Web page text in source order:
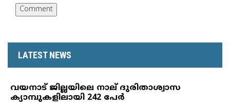
LATEST NEWS
വയനാട് ജില്ലയിലെ നാല് ദുരിതാശ്വാസ
ക്യാമ്പുകളിലായി 242 പേര്‍